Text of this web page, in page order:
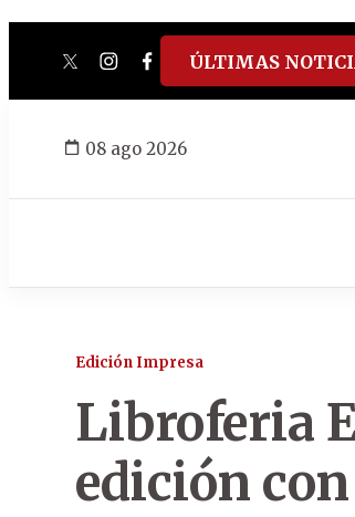
twitterinstagram
facebook
tiktokyoutube
spotify
ÚLTIMAS
08 ago 2026
Edición Impresa
Libroferia
edición